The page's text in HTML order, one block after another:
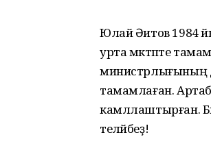
Юлай Әитов 1984
урта мәктәпте
министрлығының
тамамлаған.
камллаштырған.
теләйбеҙ!